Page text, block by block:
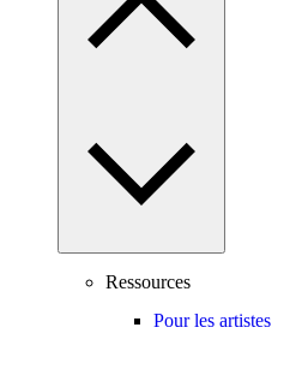
Ressources
Pour les artistes